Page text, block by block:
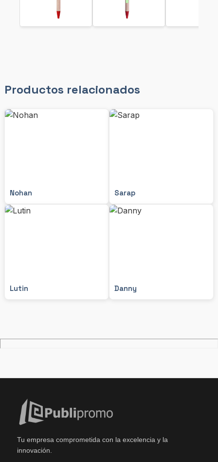
Productos relacionados
Nohan Sarap
Lutin Danny
Tu empresa comprometida con la excelencia y la
innovación.